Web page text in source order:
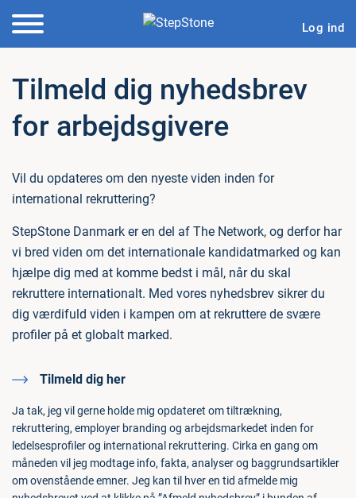
Log ind
Tilmeld dig nyhedsbrev
for arbejdsgivere
Vil du opdateres om den nyeste viden inden for
international rekruttering?
StepStone Danmark er en del af The Network, og derfor har
vi bred viden om det internationale kandidatmarked og kan
hjælpe dig med at komme bedst i mål, når du skal
rekruttere internationalt. Med vores nyhedsbrev sikrer du
dig værdifuld viden i kampen om at rekruttere de svære
profiler på et globalt marked.
Tilmeld dig her
Ja tak, jeg vil gerne holde mig opdateret om tiltrækning,
rekruttering, employer branding og arbejdsmarkedet inden for
ledelsesprofiler og international rekruttering. Cirka en gang om
måneden vil jeg modtage info, fakta, analyser og baggrundsartikler
om ovenstående emner. Jeg kan til hver en tid afmelde mig